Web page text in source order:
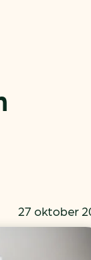
27 oktober